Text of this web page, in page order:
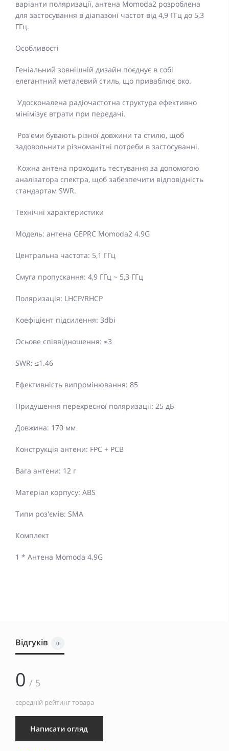
варіанти поляризації, антена Momoda2 розроблена
для застосування в діапазоні частот від 4,9 ГГц до 5,3
ГГц.
Особливості
Геніальний зовнішній дизайн поєднує в собі
елегантний металевий стиль, що приваблює око.
Удосконалена радіочастотна структура ефективно
мінімізує втрати при передачі.
Роз'єми бувають різної довжини та стилю, щоб
задовольнити різноманітні потреби в застосуванні.
Кожна антена проходить тестування за допомогою
аналізатора спектра, щоб забезпечити відповідність
стандартам SWR.
Технічні характеристики
Модель: антена GEPRC Momoda2 4.9G
Центральна частота: 5,1 ГГц
Смуга пропускання: 4,9 ГГц ~ 5,3 ГГц
Поляризація: LHCP/RHCP
Коефіцієнт підсилення: 3dbi
Осьове співвідношення: ≤3
SWR: ≤1.46
Ефективність випромінювання: 85
Придушення перехресної поляризації: 25 дБ
Довжина: 170 мм
Конструкція антени: FPC + PCB
Вага антени: 12 г
Матеріал корпусу: ABS
Типи роз'ємів: SMA
Комплект
1 * Антена Momoda 4.9G
Відгуків 0
0 / 5
середній рейтинг товара
Написати огляд